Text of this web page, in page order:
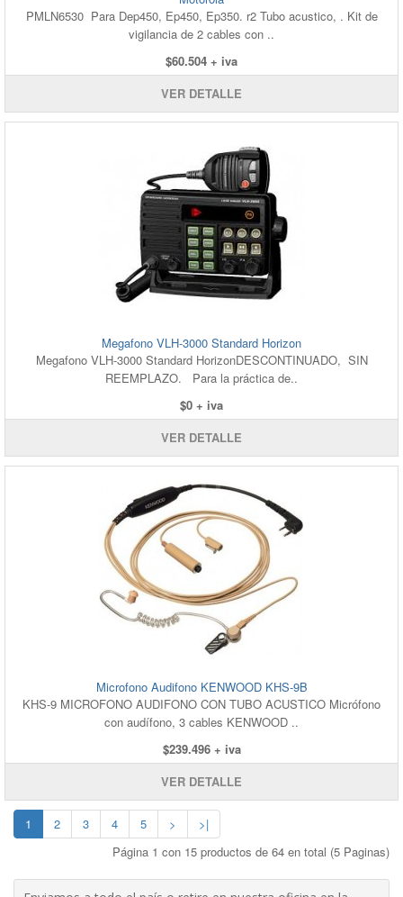
PMLN6530 Para Dep450, Ep450, Ep350. r2 Tubo acustico, . Kit de
vigilancia de 2 cables con ..
$60.504 + iva
VER DETALLE
Megafono VLH-3000 Standard Horizon
Megafono VLH-3000 Standard HorizonDESCONTINUADO, SIN
REEMPLAZO. Para la práctica de..
$0 + iva
VER DETALLE
Microfono Audifono KENWOOD KHS-9B
KHS-9 MICROFONO AUDIFONO CON TUBO ACUSTICO Micrófono
con audífono, 3 cables KENWOOD ..
$239.496 + iva
VER DETALLE
1 2 3 4 5 >
>|
Página 1 con 15 productos de 64 en total (5 Paginas)